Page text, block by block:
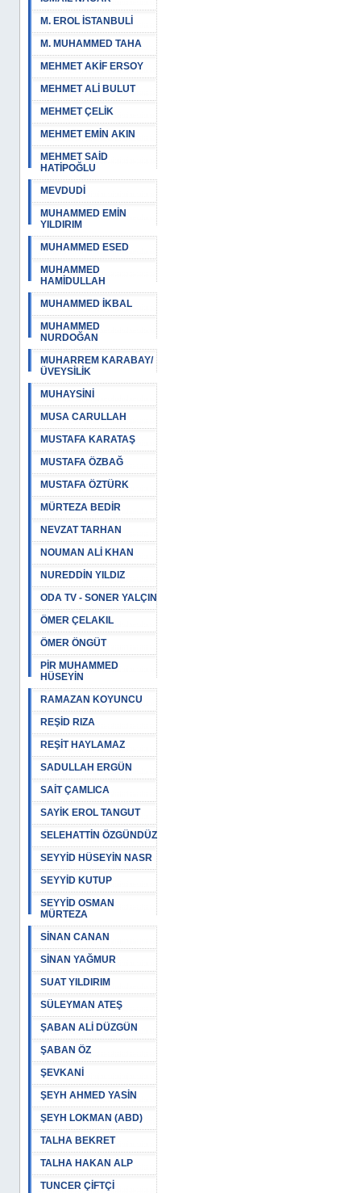
M. EROL İSTANBULİ
M. MUHAMMED TAHA
MEHMET AKİF ERSOY
MEHMET ALİ BULUT
MEHMET ÇELİK
MEHMET EMİN AKIN
MEHMET SAİD
HATİPOĞLU
MEVDUDİ
MUHAMMED EMİN
YILDIRIM
MUHAMMED ESED
MUHAMMED
HAMİDULLAH
MUHAMMED İKBAL
MUHAMMED
NURDOĞAN
MUHARREM KARABAY/
ÜVEYSİLİK
MUHAYSİNİ
MUSA CARULLAH
MUSTAFA KARATAŞ
MUSTAFA ÖZBAĞ
MUSTAFA ÖZTÜRK
MÜRTEZA BEDİR
NEVZAT TARHAN
NOUMAN ALİ KHAN
NUREDDİN YILDIZ
ODA TV - SONER YALÇIN
ÖMER ÇELAKIL
ÖMER ÖNGÜT
PİR MUHAMMED
HÜSEYİN
RAMAZAN KOYUNCU
REŞİD RIZA
REŞİT HAYLAMAZ
SADULLAH ERGÜN
SAİT ÇAMLICA
SAYİK EROL TANGUT
SELEHATTİN ÖZGÜNDÜZ
SEYYİD HÜSEYİN NASR
SEYYİD KUTUP
SEYYİD OSMAN
MÜRTEZA
SİNAN CANAN
SİNAN YAĞMUR
SUAT YILDIRIM
SÜLEYMAN ATEŞ
ŞABAN ALİ DÜZGÜN
ŞABAN ÖZ
ŞEVKANİ
ŞEYH AHMED YASİN
ŞEYH LOKMAN (ABD)
TALHA BEKRET
TALHA HAKAN ALP
TUNCER ÇİFTÇİ